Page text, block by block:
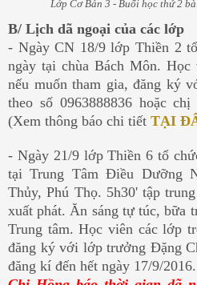
Lớp Cơ Bản 3 - Buổi học thứ 2
B/ Lịch dã ngoại của các lớp
- Ngày CN 18/9 lớp Thiền 2
ngày tại chùa Bách Môn.
nếu muốn tham gia, đăng ký
theo số 0963888836 hoặc
(Xem thông báo chi tiết TẠI
- Ngày 21/9 lớp Thiền 6 tổ
tại Trung Tâm Điều Dưỡng
Thủy, Phú Thọ. 5h30' tập
xuất phát. Ăn sáng tự túc, bữa
Trung tâm. Học viên các lớp
đăng ký với lớp trưởng Đặng
đăng kí đến hết ngày 17/9/2016.